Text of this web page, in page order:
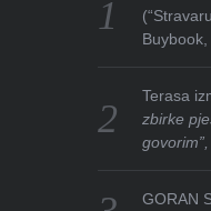
Terasa
zbirke
GORAN